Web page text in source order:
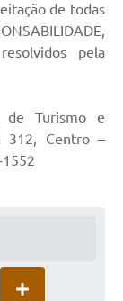
de todas
pela
de Turismo e
312, Centro –
1552